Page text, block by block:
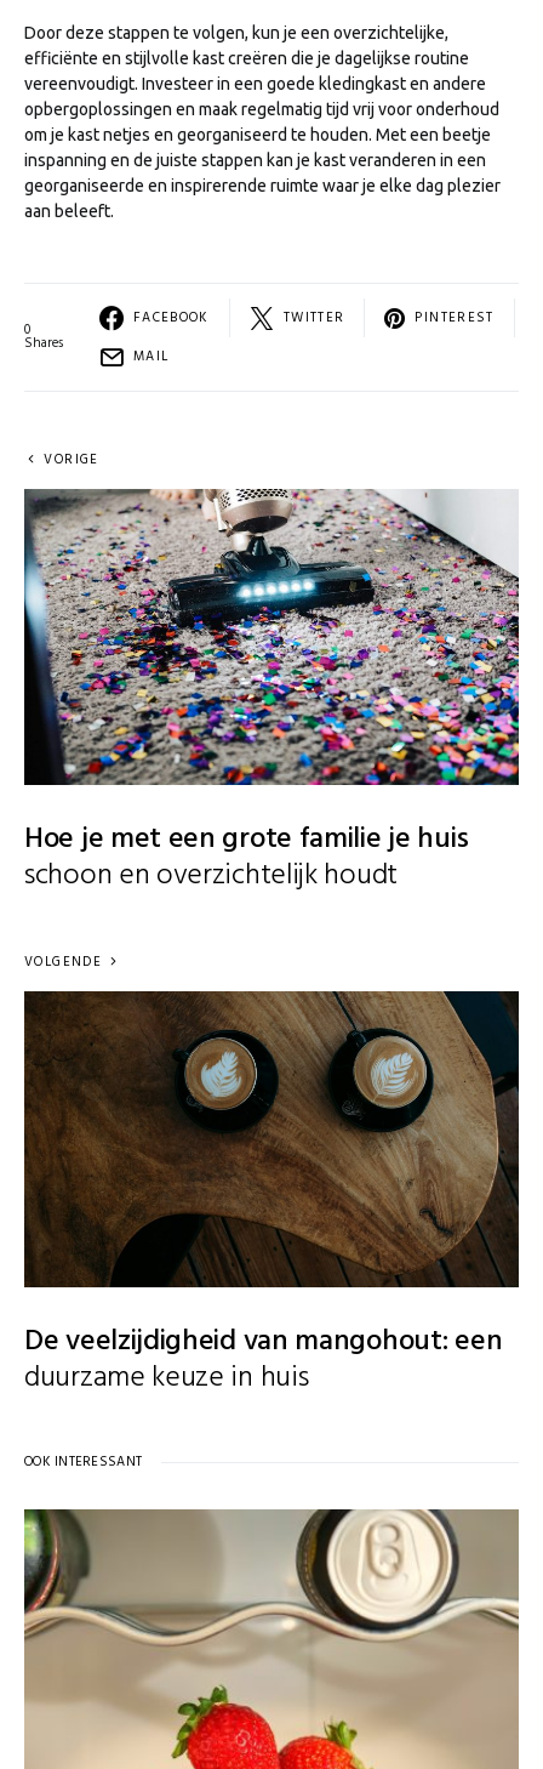
Door deze stappen te volgen, kun je een overzichtelijke,
efficiënte en stijlvolle kast creëren die je dagelijkse routine
vereenvoudigt. Investeer in een goede kledingkast en andere
opbergoplossingen en maak regelmatig tijd vrij voor onderhoud
om je kast netjes en georganiseerd te houden. Met een beetje
inspanning en de juiste stappen kan je kast veranderen in een
georganiseerde en inspirerende ruimte waar je elke dag plezier
aan beleeft.
0
Shares
FACEBOOK TWITTER
PINTEREST
MAIL
VORIGE
Hoe je met een grote familie je huis
schoon en overzichtelijk houdt
VOLGENDE
De veelzijdigheid van mangohout: een
duurzame keuze in huis
OOK INTERESSANT